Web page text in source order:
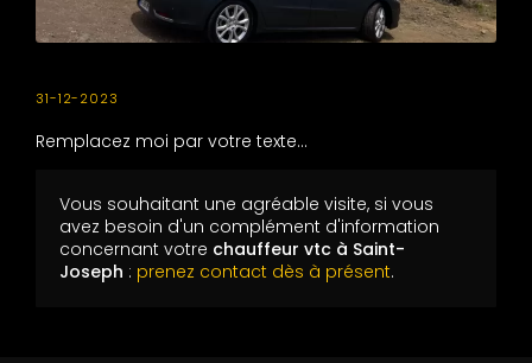
31-12-2023
Remplacez moi par votre texte...
Vous souhaitant une agréable visite, si vous
avez besoin d'un complément d'information
concernant votre chauffeur vtc à Saint-
Joseph : prenez contact dès à présent.